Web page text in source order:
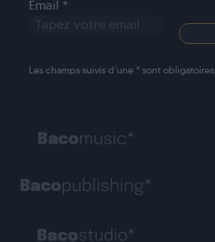
Email *
Les champs suivis d’une * sont obligatoires